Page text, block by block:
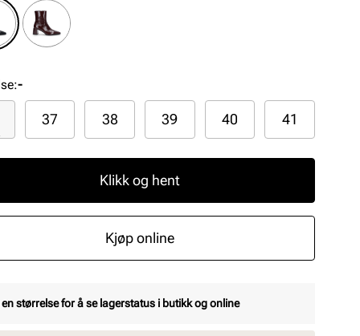
:-
37 38 39 40 41
Klikk og hent
Kjøp online
størrelse for å se lagerstatus i butikk og online